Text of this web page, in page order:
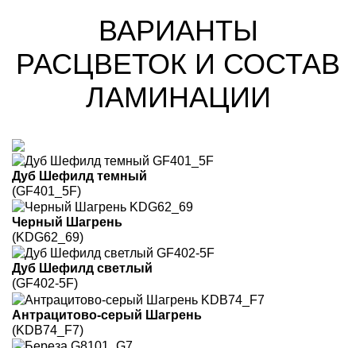
ВАРИАНТЫ
РАСЦВЕТОК И СОСТАВ
ЛАМИНАЦИИ
Дуб Шефилд темный
(GF401_5F)
Черный Шагрень
(KDG62_69)
Дуб Шефилд светлый
(GF402-5F)
Антрацитово-серый Шагрень
(KDB74_F7)